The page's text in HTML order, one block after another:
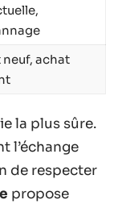
neuf, achat
la plus sûre.
l’échange
de respecter
propose